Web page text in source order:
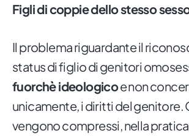
Figli di coppie dello stesso
Il problema riguardante il
status di figlio di genitori
fuorchè ideologicoe non
unicamente, i diritti del genitore.
vengono compressi, nella